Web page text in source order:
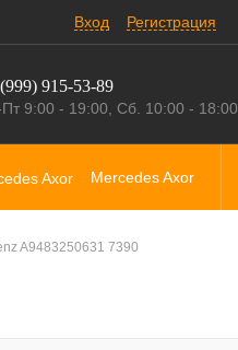
Вход Регистрация
915-53-89
9:00 - 19:00, Сб. 10:00 - 18:00
Mercedes Axor
A9483250631 7390